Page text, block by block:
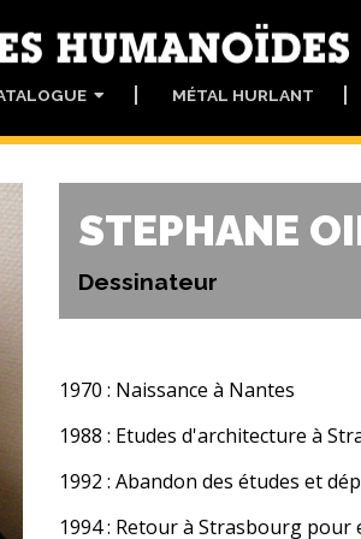
MÉTAL HURLANT
STEPHANE
Dessinateur
1970 : Naissance à Nantes
1988 : Etudes d'architecture à
1992 : Abandon des études et
1994: Retour à Strasbourg pour